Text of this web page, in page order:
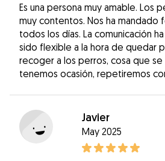
Es una persona muy amable. Los
muy contentos. Nos ha mandado
todos los días. La comunicación
sido flexible a la hora de quedar
recoger a los perros, cosa que se
tenemos ocasión, repetiremos
Javier
May 2025